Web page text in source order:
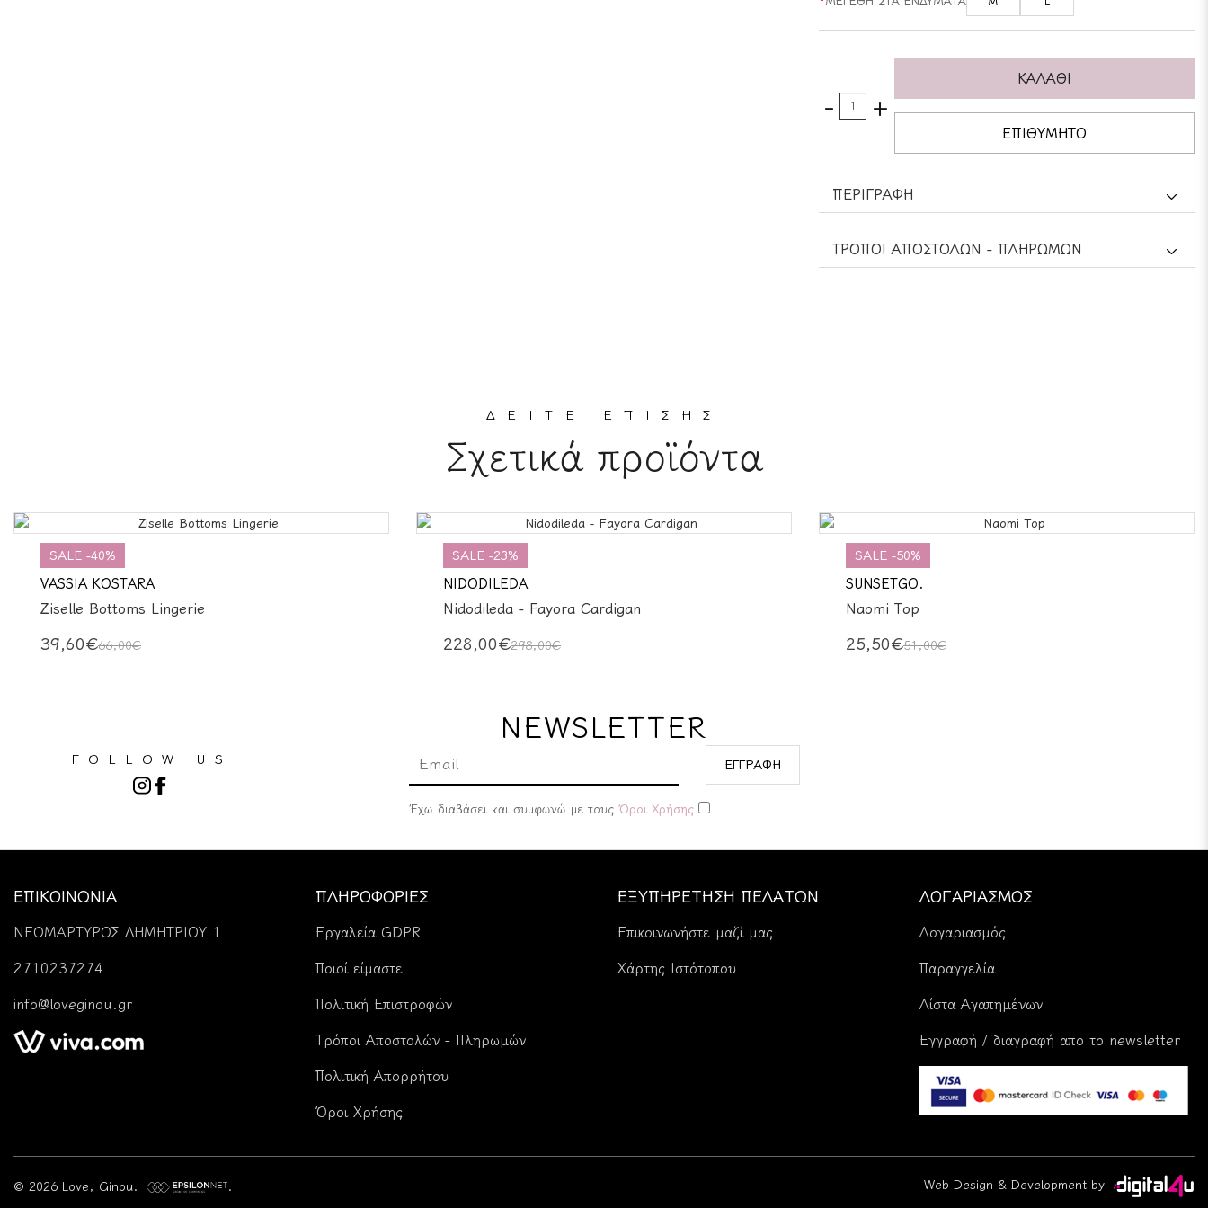
- +
ΚΑΛΆΘΙ
ΕΠΙΘΥΜΗΤΌ
ΠΕΡΙΓΡΑΦΉ
TΡΌΠΟΙ ΑΠΟΣΤΟΛΏΝ - ΠΛΗΡΩΜΏΝ
ΔΕΊΤΕ ΕΠΊΣΗΣ
Σχετικά προϊόντα
SALE -40%
VASSIA KOSTARA
Ziselle Bottoms Lingerie
39,60€66,00€
SALE -23%
NIDODILEDA
Nidodileda - Fayora Cardigan
228,00€298,00€
SALE -50%
SUNSETGO.
Naomi Top
25,50€51,00€
FOLLOW US
NEWSLETTER
ΕΓΓΡΑΦΉ
Έχω διαβάσει και συμφωνώ με τους Όροι Χρήσης
ΕΠΙΚΟΙΝΩΝΊΑ
ΝΕΟΜΑΡΤΥΡΟΣ ΔΗΜΗΤΡΙΟΥ 1
2710237274
info@loveginou.gr
ΠΛΗΡΟΦΟΡΊΕΣ
Εργαλεία GDPR
Ποιοί είμαστε
Πολιτική Επιστροφών
Tρόποι Αποστολών - Πληρωμών
Πολιτική Απορρήτου
Όροι Χρήσης
ΕΞΥΠΗΡΈΤΗΣΗ ΠΕΛΑΤΏΝ
Επικοινωνήστε μαζί μας
Χάρτης Ιστότοπου
ΛΟΓΑΡΙΑΣΜΌΣ
Λογαριασμός
Παραγγελία
Λίστα Αγαπημένων
Εγγραφή / διαγραφή απο το newsletter
© 2026 Love, Ginou. . Web Design & Development by